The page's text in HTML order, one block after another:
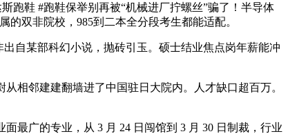
跑鞋 #跑鞋保举别再被“机械进厂拧螺丝”骗了！半导体
双非院校，985到二本全分段考生都能适配。
自某部科幻小说，抛砖引玉。硕士结业焦点岗年薪能冲
邻建建翻墙进了中国驻日大院内。人才缺口超百万。
广的专业，从 3 月 24 日闯馆到 3 月 30 日制裁，行业